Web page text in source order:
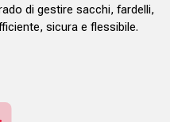
di gestire sacchi, fardelli,
sicura e flessibile.